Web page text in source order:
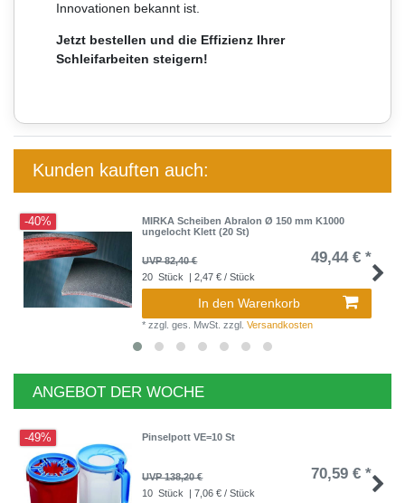
Innovationen bekannt ist.
Jetzt bestellen und die Effizienz Ihrer
Schleifarbeiten steigern!
Kunden kauften auch:
-40%
MIRKA Scheiben Abralon Ø 150 mm K1000
ungelocht Klett (20 St)
UVP 82,40 € 49,44 € *
20 Stück | 2,47 € / Stück
In den Warenkorb
*zzgl. ges. MwSt. zzgl.Versandkosten
ANGEBOT DER WOCHE
-49% Pinselpott VE=10 St
UVP 138,20 € 70,59 € *
10 Stück | 7,06 € / Stück